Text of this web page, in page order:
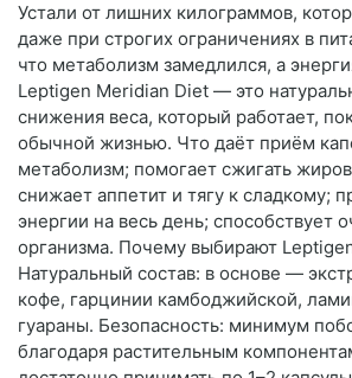
Устали от лишних килограммов,
даже при строгих ограничениях в
что метаболизм замедлился, а
Leptigen Meridian Diet — это
снижения веса, который работает,
обычной жизнью. Что даёт приём
метаболизм; помогает сжигать
снижает аппетит и тягу к сладкому;
энергии на весь день; способствует
организма. Почему выбирают
Натуральный состав: в основе —
кофе, гарцинии камбоджийской,
гуараны. Безопасность: минимум
благодаря растительным